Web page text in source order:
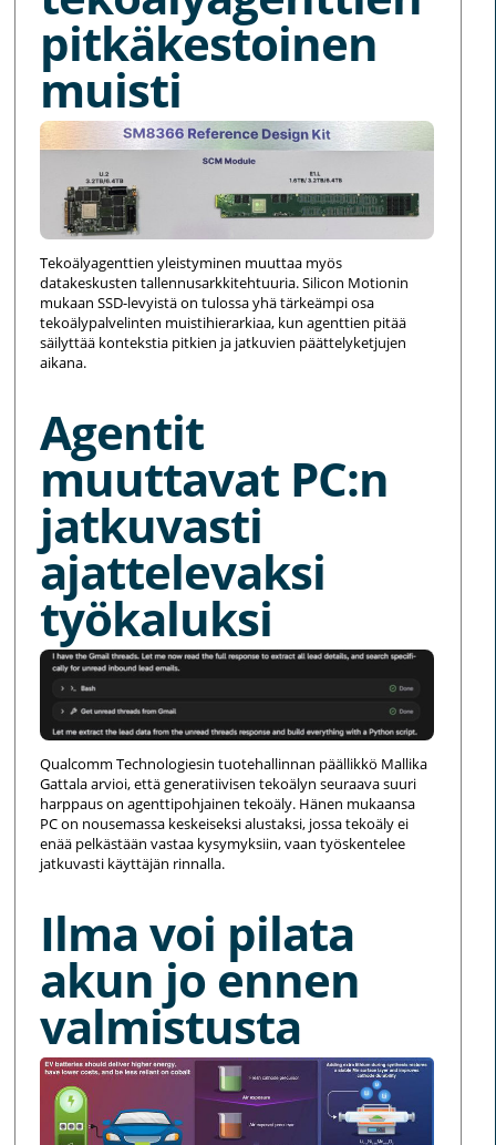
pitkäkestoinen
muisti
Tekoälyagenttien yleistyminen muuttaa myös
datakeskusten tallennusarkkitehtuuria. Silicon Motionin
mukaan SSD-levyistä on tulossa yhä tärkeämpi osa
tekoälypalvelinten muistihierarkiaa, kun agenttien pitää
säilyttää kontekstia pitkien ja jatkuvien päättelyketjujen
aikana.
Agentit
muuttavat PC:n
jatkuvasti
ajattelevaksi
työkaluksi
Qualcomm Technologiesin tuotehallinnan päällikkö Mallika
Gattala arvioi, että generatiivisen tekoälyn seuraava suuri
harppaus on agenttipohjainen tekoäly. Hänen mukaansa
PC on nousemassa keskeiseksi alustaksi, jossa tekoäly ei
enää pelkästään vastaa kysymyksiin, vaan työskentelee
jatkuvasti käyttäjän rinnalla.
Ilma voi pilata
akun jo ennen
valmistusta